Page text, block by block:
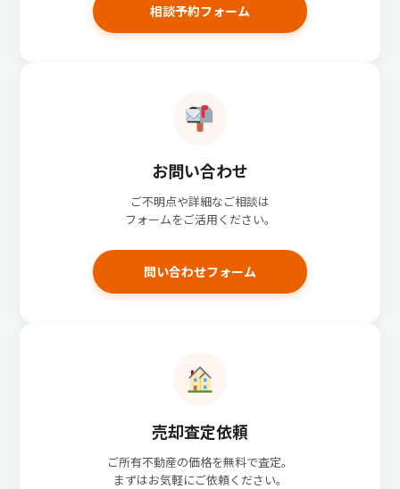
相談予約フォーム
お問い合わせ
ご不明点や詳細なご相談は
フォームをご活用ください。
問い合わせフォーム
売却査定依頼
ご所有不動産の価格を無料で査定。
まずはお気軽にご依頼ください。